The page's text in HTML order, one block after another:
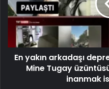
En yakın arkadaşı
Mine Tugay
inanmak